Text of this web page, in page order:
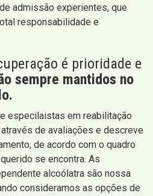
admissão experientes, que
responsabilidade e
é prioridade e
sempre mantidos no
especilaistas em reabilitação
de avaliações e descreve
de acordo com o quadro
se encontra. As
alcoólatra são nossa
consideramos as opções de